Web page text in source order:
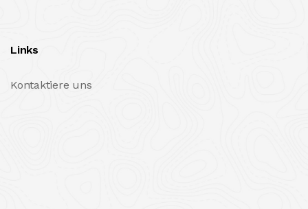
Links
Kontaktiere uns